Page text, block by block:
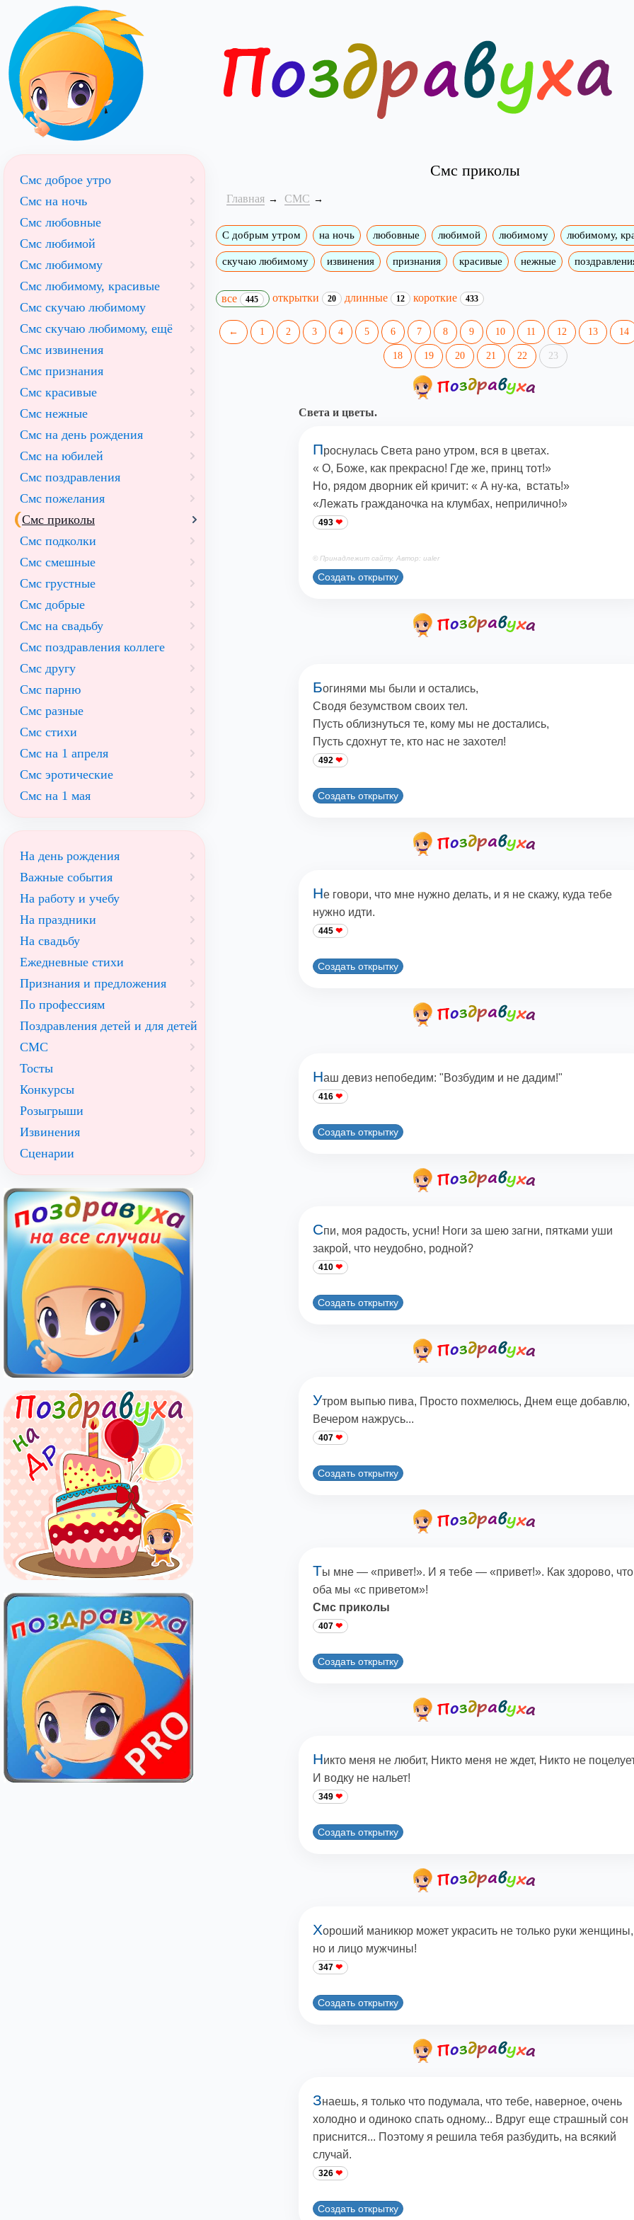
Смс приколы
Главная СМС
С добрым утром на ночь любовные любимой любимому любимому,
скучаю любимому извинения признания красивые нежные
все 445 открытки 20 длинные 12 короткие 433
← 1 2 3 4 5 6 7 8 9 10 11 12 13 14
18 19 20 21 22 23
Света и цветы.
Проснулась Света рано утром, вся в цветах.
« О, Боже, как прекрасно! Где же, принц тот!»
Но, рядом дворник ей кричит: « А ну-ка, встать!»
«Лежать гражданочка на клумбах, неприлично!»
493
© Принадлежит сайту. Автор: ualer
Создать открытку
Богинями мы были и остались,
Сводя безумством своих тел.
Пусть облизнуться те, кому мы не достались,
Пусть сдохнут те, кто нас не захотел!
492
Создать открытку
Не говори, что мне нужно делать, и я не скажу, куда тебе
нужно идти.
445
Создать открытку
Наш девиз непобедим: "Возбудим и не дадим!"
416
Создать открытку
Спи, моя радость, усни! Ноги за шею загни, пятками уши
закрой, что неудобно, родной?
410
Создать открытку
Утром выпью пива, Просто похмелюсь, Днем еще добавлю,
Вечером нажрусь...
407
Создать открытку
Ты мне — «привет!». И я тебе — «привет!». Как здорово, что
оба мы «с приветом»!
Смс приколы
407
Создать открытку
Никто меня не любит, Никто меня не ждет, Никто не
И водку не нальет!
349
Создать открытку
Хороший маникюр может украсить не только руки женщины,
но и лицо мужчины!
347
Создать открытку
Знаешь, я только что подумала, что тебе, наверное, очень
холодно и одиноко спать одному... Вдруг еще страшный сон
приснится... Поэтому я решила тебя разбудить, на всякий
случай.
326
Создать открытку
Смс доброе утро
Смс на ночь
Смс любовные
Смс любимой
Смс любимому
Смс любимому, красивые
Смс скучаю любимому
Смс скучаю любимому, ещё
Смс извинения
Смс признания
Смс красивые
Смс нежные
Смс на день рождения
Смс на юбилей
Смс поздравления
Смс пожелания
Смс приколы
Смс подколки
Смс смешные
Смс грустные
Смс добрые
Смс на свадьбу
Смс поздравления коллеге
Смс другу
Смс парню
Смс разные
Смс стихи
Смс на 1 апреля
Смс эротические
Смс на 1 мая
На день рождения
Важные события
На работу и учебу
На праздники
На свадьбу
Ежедневные стихи
Признания и предложения
По профессиям
Поздравления детей и для детей
СМС
Тосты
Конкурсы
Розыгрыши
Извинения
Сценарии